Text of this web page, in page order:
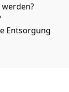
Entsorgung